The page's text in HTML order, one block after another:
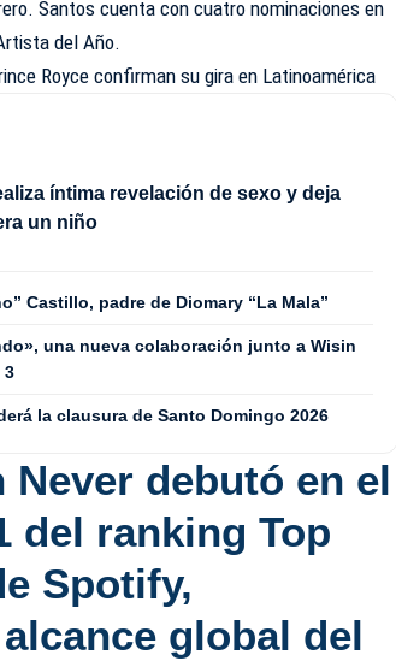
Santos cuenta con cuatro nominaciones en
del Año.
Royce confirman su gira en Latinoamérica
íntima revelación de sexo y deja
un niño
Castillo, padre de Diomary “La Mala”
una nueva colaboración junto a Wisin
3
la clausura de Santo Domingo 2026
Never debutó en el
del ranking Top
Spotify,
global del